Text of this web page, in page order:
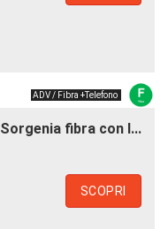
ADV / Fibra +Telefono
Sorgenia fibra con l...
SCOPRI